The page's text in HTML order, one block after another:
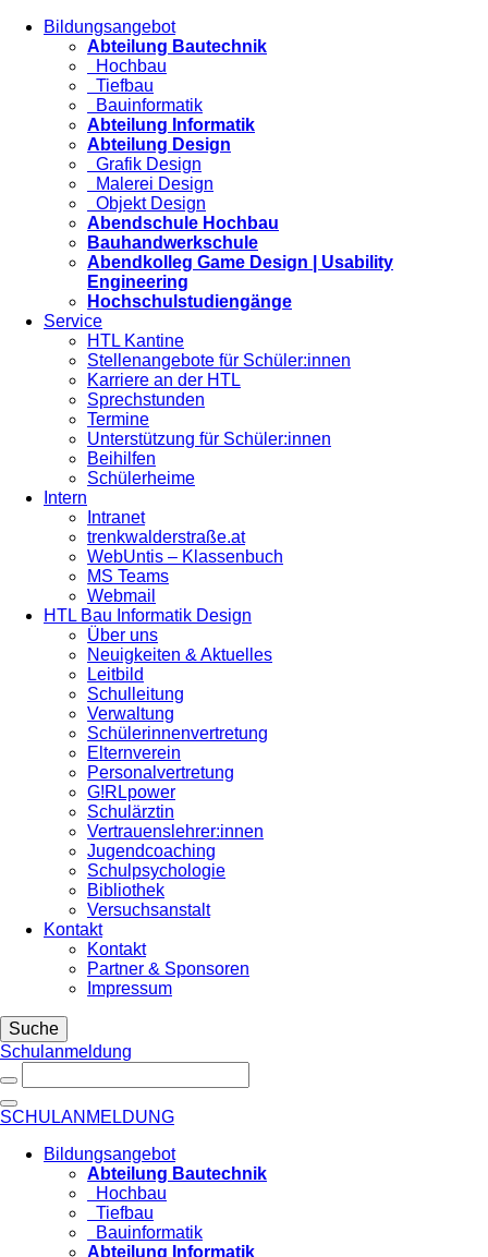
Bildungsangebot
Abteilung Bautechnik
Hochbau
Tiefbau
Bauinformatik
Abteilung Informatik
Abteilung Design
Grafik Design
Malerei Design
Objekt Design
Abendschule Hochbau
Bauhandwerkschule
Abendkolleg Game Design | Usability
Engineering
Hochschulstudiengänge
Service
HTL Kantine
Stellenangebote für Schüler:innen
Karriere an der HTL
Sprechstunden
Termine
Unterstützung für Schüler:innen
Beihilfen
Schülerheime
Intern
Intranet
trenkwalderstraße.at
WebUntis – Klassenbuch
MS Teams
Webmail
HTL Bau Informatik Design
Über uns
Neuigkeiten & Aktuelles
Leitbild
Schulleitung
Verwaltung
Schülerinnenvertretung
Elternverein
Personalvertretung
G!RLpower
Schulärztin
Vertrauenslehrer:innen
Jugendcoaching
Schulpsychologie
Bibliothek
Versuchsanstalt
Kontakt
Kontakt
Partner & Sponsoren
Impressum
Suche
Schulanmeldung
SCHULANMELDUNG
Bildungsangebot
Abteilung Bautechnik
Hochbau
Tiefbau
Bauinformatik
Abteilung Informatik